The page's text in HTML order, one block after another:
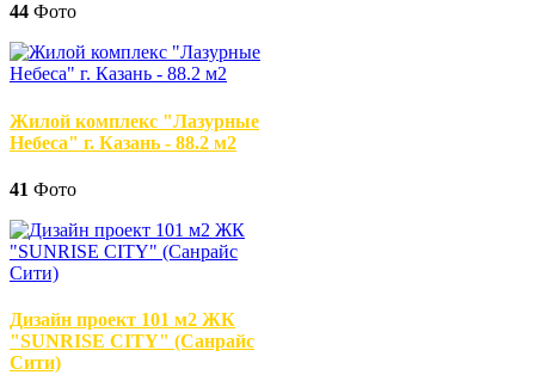
44 Фото
Жилой комплекс "Лазурные
Небеса" г. Казань - 88.2 м2
41 Фото
Дизайн проект 101 м2 ЖК
"SUNRISE CITY" (Санрайс
Сити)